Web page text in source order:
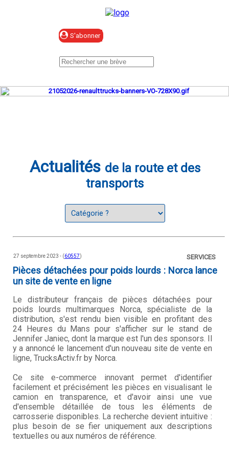
Actualités de la route et des
transports
27 septembre 2023 - (60557) SERVICES
Pièces détachées pour poids lourds : Norca lance
un site de vente en ligne
Le distributeur français de pièces détachées pour
poids lourds multimarques Norca, spécialiste de la
distribution, s'est rendu bien visible en profitant des
24 Heures du Mans pour s'afficher sur le stand de
Jennifer Janiec, dont la marque est l'un des sponsors. Il
y a annoncé le lancement d'un nouveau site de vente en
ligne, TrucksActiv.fr by Norca.
Ce site e-commerce innovant permet d'identifier
facilement et précisément les pièces en visualisant le
camion en transparence, et d'avoir ainsi une vue
d'ensemble détaillée de tous les éléments de
carrosserie disponibles. La recherche devient intuitive :
plus besoin de se fier uniquement aux descriptions
textuelles ou aux numéros de référence.